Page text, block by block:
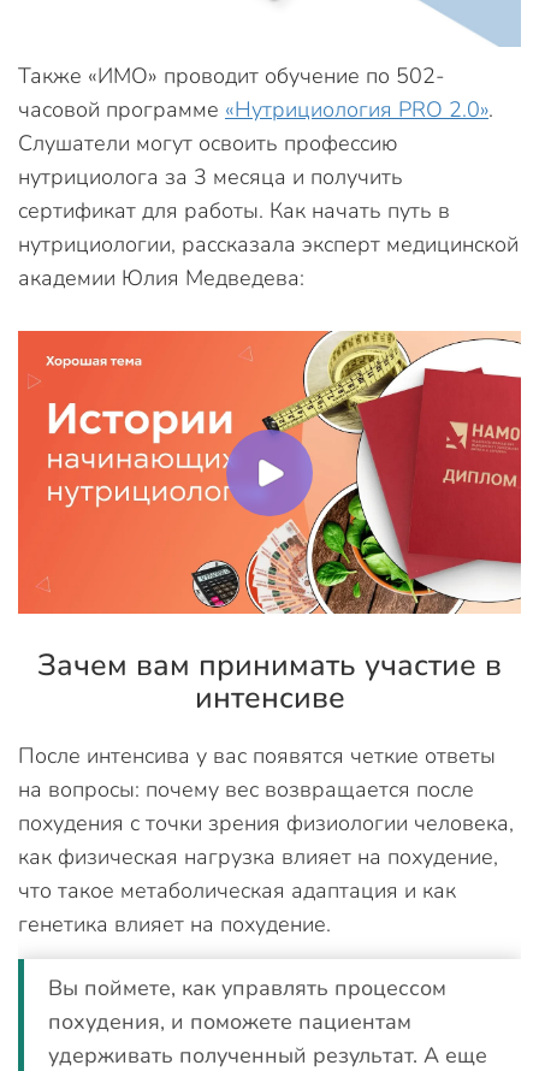
Также «ИМО» проводит обучение по 502-
часовой программе «Нутрициология PRO 2.0».
Слушатели могут освоить профессию
нутрициолога за 3 месяца и получить
сертификат для работы. Как начать путь в
нутрициологии, рассказала эксперт медицинской
академии Юлия Медведева:
Зачем вам принимать участие в
интенсиве
После интенсива у вас появятся четкие ответы
на вопросы: почему вес возвращается после
похудения с точки зрения физиологии человека,
как физическая нагрузка влияет на похудение,
что такое метаболическая адаптация и как
генетика влияет на похудение.
Вы поймете, как управлять процессом
похудения, и поможете пациентам
удерживать полученный результат. А еще